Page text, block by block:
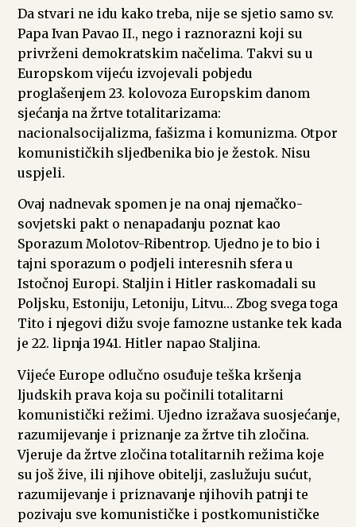
Da stvari ne idu kako treba, nije se sjetio samo sv.
Papa Ivan Pavao II., nego i raznorazni koji su
privrženi demokratskim načelima. Takvi su u
Europskom vijeću izvojevali pobjedu
proglašenjem 23. kolovoza Europskim danom
sjećanja na žrtve totalitarizama:
nacionalsocijalizma, fašizma i komunizma. Otpor
komunističkih sljedbenika bio je žestok. Nisu
uspjeli.
Ovaj nadnevak spomen je na onaj njemačko-
sovjetski pakt o nenapadanju poznat kao
Sporazum Molotov-Ribentrop. Ujedno je to bio i
tajni sporazum o podjeli interesnih sfera u
Istočnoj Europi. Staljin i Hitler raskomadali su
Poljsku, Estoniju, Letoniju, Litvu… Zbog svega toga
Tito i njegovi dižu svoje famozne ustanke tek kada
je 22. lipnja 1941. Hitler napao Staljina.
Vijeće Europe odlučno osuđuje teška kršenja
ljudskih prava koja su počinili totalitarni
komunistički režimi. Ujedno izražava suosjećanje,
razumijevanje i priznanje za žrtve tih zločina.
Vjeruje da žrtve zločina totalitarnih režima koje
su još žive, ili njihove obitelji, zaslužuju sućut,
razumijevanje i priznavanje njihovih patnji te
pozivaju sve komunističke i postkomunističke